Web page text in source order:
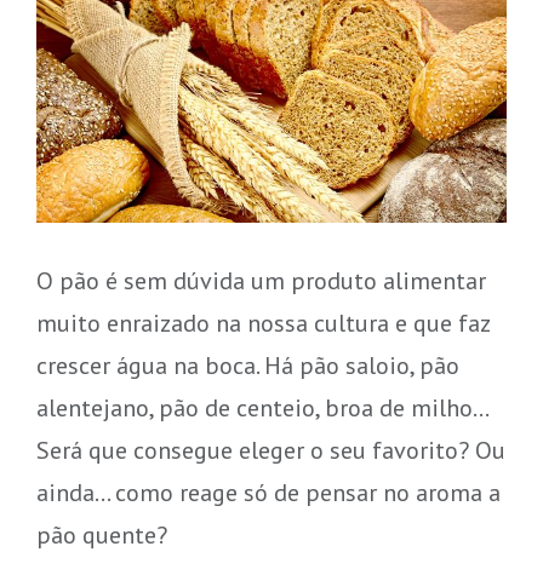
O pão é sem dúvida um produto alimentar
muito enraizado na nossa cultura e que faz
crescer água na boca. Há pão saloio, pão
alentejano, pão de centeio, broa de milho…
Será que consegue eleger o seu favorito? Ou
ainda… como reage só de pensar no aroma a
pão quente?